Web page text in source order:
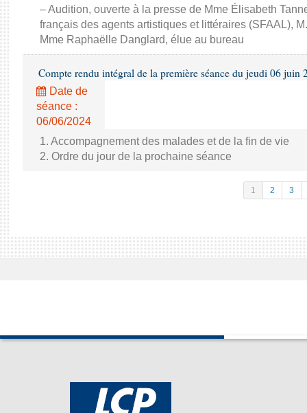
– Audition, ouverte à la presse de Mme Élisabeth
français des agents artistiques et littéraires (SFAAL),
Mme Raphaëlle Danglard, élue au bureau
Compte rendu intégral de la première séance du jeudi 06 juin
Date de
séance :
06/06/2024
1. Accompagnement des malades et de la fin de vie
2. Ordre du jour de la prochaine séance
1 2 3